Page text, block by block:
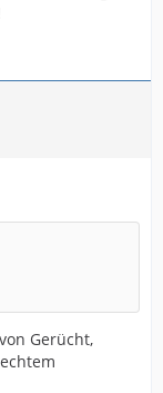
Gerücht,